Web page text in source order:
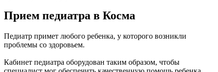
Прием педиатра в Косма
Педиатр примет любого ребенка, у которого возникли
проблемы со здоровьем.
Кабинет педиатра оборудован таким образом, чтобы